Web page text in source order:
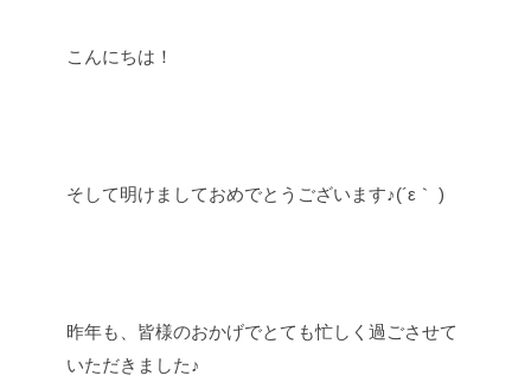
こんにちは！
そして明けましておめでとうございます♪(´ε｀ )
昨年も、皆様のおかげでとても忙しく過ごさせて
いただきました♪